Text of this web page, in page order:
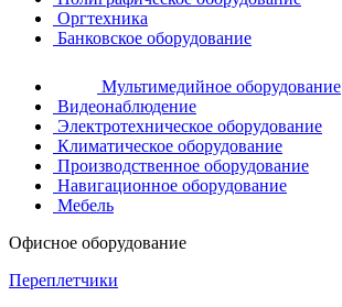
Оргтехника
Банковское оборудование
Мультимедийное оборудование
Видеонаблюдение
Электротехническое оборудование
Климатическое оборудование
Производственное оборудование
Навигационное оборудование
Мебель
Офисное оборудование
Переплетчики